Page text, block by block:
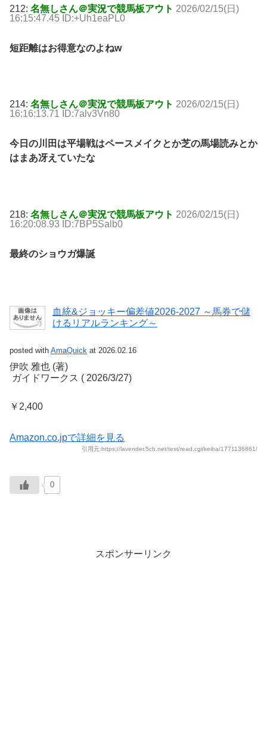
212: 名無しさん＠実況で競馬板アウト 2026/02/15(日)
16:15:47.45 ID:+Uh1eaPL0
短距離はお得意なのよねw
214: 名無しさん＠実況で競馬板アウト 2026/02/15(日)
16:16:13.71 ID:7alv3Vn80
今日の川田は平場戦はペースメイクとか芝の馬場読みとか
はまあ冴えていたな
218: 名無しさん＠実況で競馬板アウト 2026/02/15(日)
16:20:08.93 ID:7BP5Salb0
最終のショウガ爆誕
血統&ジョッキー偏差値2026-2027 ～馬券で儲
けるリアルランキング～
posted with AmaQuick at 2026.02.16
伊吹 雅也 (著)
‎ ガイドワークス (‎ 2026/3/27)
￥2,400
Amazon.co.jpで詳細を見る
引用元:https://lavender.5ch.net/test/read.cgi/keiba/1771136861/
0
スポンサーリンク